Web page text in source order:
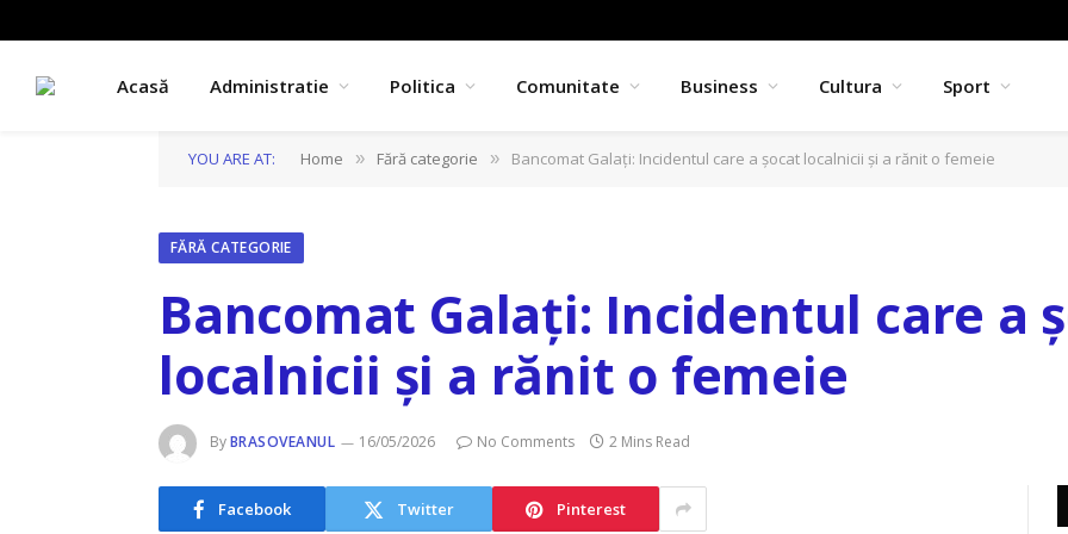
Acasă Administratie Politica Comunitate Business Cultura Sport
YOU ARE AT: Home » Fără categorie » Bancomat Galați: Incidentul care a șocat localnicii și a rănit o femeie
FĂRĂ CATEGORIE
Bancomat Galați: Incidentul care a
localnicii și a rănit o femeie
ByBRASOVEANUL 16/05/2026 No Comments 2 Mins Read
Facebook Twitter Pinterest